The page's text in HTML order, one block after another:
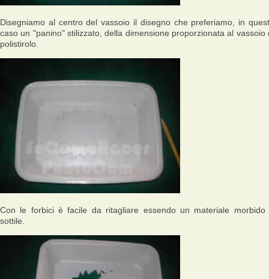
Disegniamo al centro del vassoio il disegno che preferiamo, in
caso un "panino" stilizzato, della dimensione proporzionata al vassoio
polistirolo.
Con le forbici è facile da ritagliare essendo un materiale morbido
sottile.